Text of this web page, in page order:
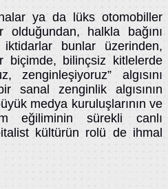
ya da lüks otomobiller
halkla bağını
bunlar üzerinden,
biçimde, bilinçsiz kitlelerde
zenginleşiyoruz” algısını
sanal zenginlik algısının
medya kuruluşlarının ve
eğiliminin sürekli canlı
kültürün rolü de ihmal